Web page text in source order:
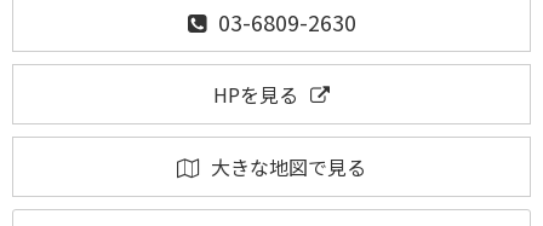
03-6809-2630
HPを見る
大きな地図で見る